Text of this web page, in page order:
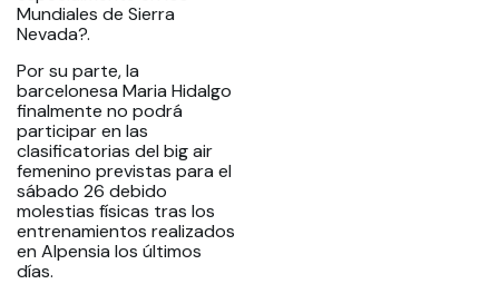
Mundiales de Sierra
Nevada?.
Por su parte, la
barcelonesa Maria Hidalgo
finalmente no podrá
participar en las
clasificatorias del big air
femenino previstas para el
sábado 26 debido
molestias físicas tras los
entrenamientos realizados
en Alpensia los últimos
días.